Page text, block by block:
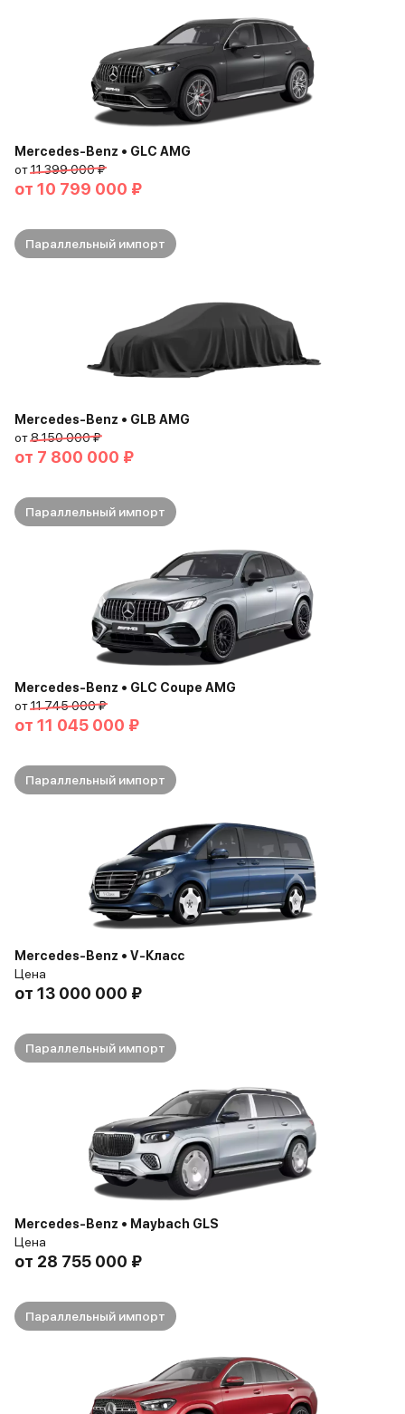
Mercedes-Benz • GLC AMG
от11 399 000 ₽
от 10 799 000 ₽
Параллельный импорт
Mercedes-Benz • GLB AMG
от8 150 000 ₽
от 7 800 000 ₽
Параллельный импорт
Mercedes-Benz • GLC Coupe AMG
от11 745 000 ₽
от 11 045 000 ₽
Параллельный импорт
Mercedes-Benz • V-Класс
Цена
от 13 000 000 ₽
Параллельный импорт
Mercedes-Benz • Maybach GLS
Цена
от 28 755 000 ₽
Параллельный импорт